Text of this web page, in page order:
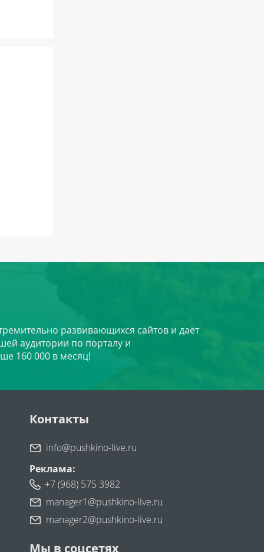
развивающихся сайтов и даёт
аудитории по порталу и
160 000 в месяц!
Контакты
info@pushkino-live.ru
Реклама:
+7 (968) 575 3982
manager1@pushkino-live.ru
manager2@pushkino-live.ru
Мы в соцсетях